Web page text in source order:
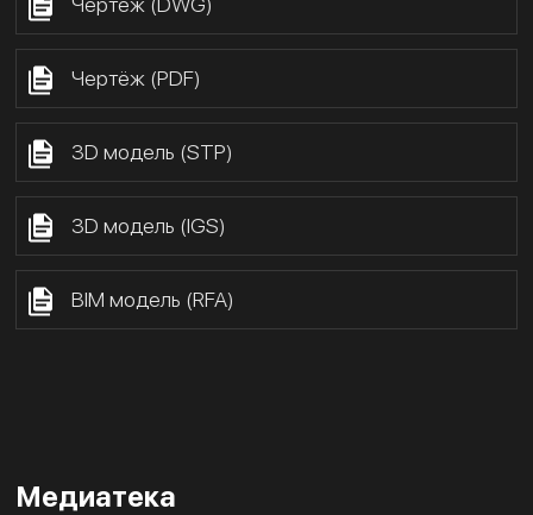
Чертёж (PDF)
3D модель (STP)
3D модель (IGS)
BIM модель (RFA)
Медиатека